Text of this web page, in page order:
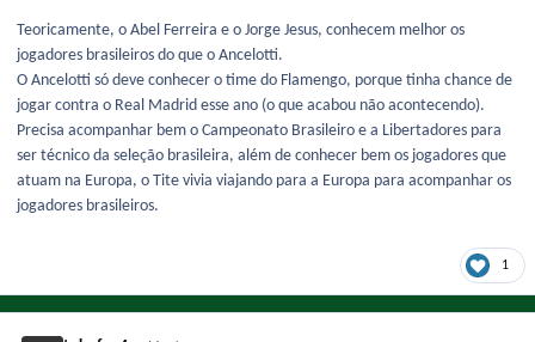
Teoricamente, o Abel Ferreira e o Jorge Jesus, conhecem melhor os
jogadores brasileiros do que o Ancelotti.
O Ancelotti só deve conhecer o time do Flamengo, porque tinha chance de
jogar contra o Real Madrid esse ano (o que acabou não acontecendo).
Precisa acompanhar bem o Campeonato Brasileiro e a Libertadores para
ser técnico da seleção brasileira, além de conhecer bem os jogadores que
atuam na Europa, o Tite vivia viajando para a Europa para acompanhar os
jogadores brasileiros.
1